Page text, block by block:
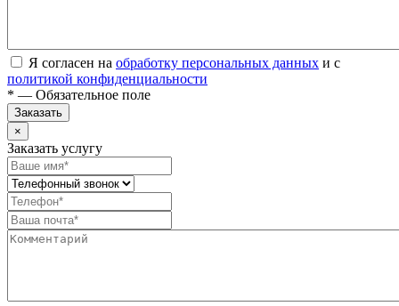
Я согласен на обработку персональных данных и с
политикой конфиденциальности
* — Обязательное поле
Заказать
×
Заказать услугу